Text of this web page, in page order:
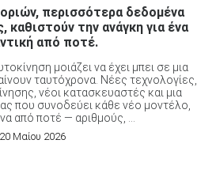
περισσότερα δεδομένα
καθιστούν την ανάγκη για ένα
από ποτέ.
μοιάζει να έχει μπει σε μια
ταυτόχρονα. Νέες τεχνολογίες,
νέοι κατασκευαστές και μια
που συνοδεύει κάθε νέο μοντέλο,
από ποτέ — αριθμούς, ...
20 Μαίου 2026